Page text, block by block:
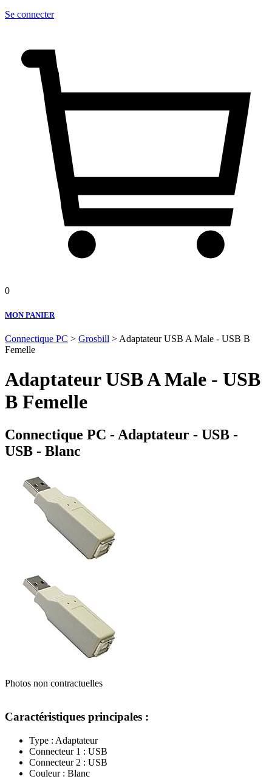
Se connecter
0
MON PANIER
Connectique PC > Grosbill > Adaptateur USB A Male - USB B
Femelle
Adaptateur USB A Male - USB
B Femelle
Connectique PC - Adaptateur - USB -
USB - Blanc
Photos non contractuelles
Caractéristiques principales :
Type : Adaptateur
Connecteur 1 : USB
Connecteur 2 : USB
Couleur : Blanc